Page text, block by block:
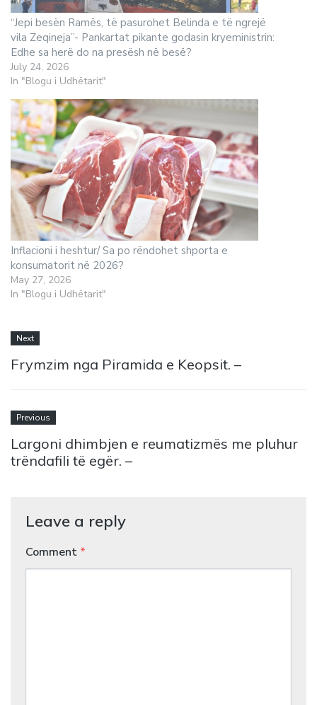
“Jepi besën Ramës, të pasurohet Belinda e të ngrejë
vila Zeqineja”- Pankartat pikante godasin kryeministrin:
Edhe sa herë do na presësh në besë?
July 24, 2026
In "Blogu i Udhëtarit"
Inflacioni i heshtur/ Sa po rëndohet shporta e
konsumatorit në 2026?
May 27, 2026
In "Blogu i Udhëtarit"
Next
Frymzim nga Piramida e Keopsit. –
Previous
Largoni dhimbjen e reumatizmës me pluhur
trëndafili të egër. –
Leave a reply
Comment *